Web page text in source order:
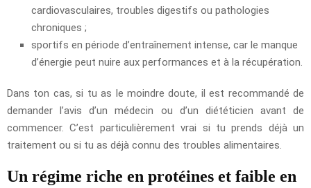
cardiovasculaires, troubles digestifs ou pathologies
chroniques ;
sportifs en période d’entraînement intense, car le manque
d’énergie peut nuire aux performances et à la récupération.
Dans ton cas, si tu as le moindre doute, il est recommandé de
demander l’avis d’un médecin ou d’un diététicien avant de
commencer. C’est particulièrement vrai si tu prends déjà un
traitement ou si tu as déjà connu des troubles alimentaires.
Un régime riche en protéines et faible en